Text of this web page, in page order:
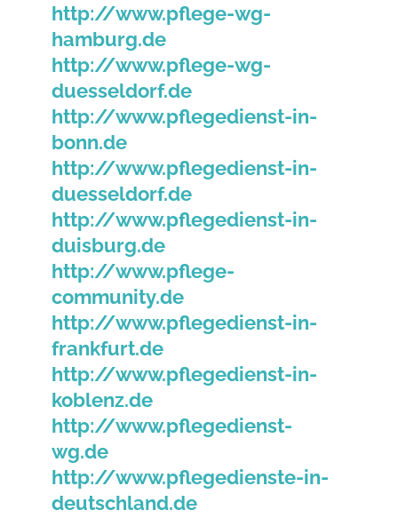
http://www.pflege-wg-
hamburg.de
http://www.pflege-wg-
duesseldorf.de
http://www.pflegedienst-in-
bonn.de
http://www.pflegedienst-in-
duesseldorf.de
http://www.pflegedienst-in-
duisburg.de
http://www.pflege-
community.de
http://www.pflegedienst-in-
frankfurt.de
http://www.pflegedienst-in-
koblenz.de
http://www.pflegedienst-
wg.de
http://www.pflegedienste-in-
deutschland.de